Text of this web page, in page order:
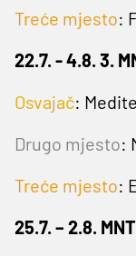
Treće mjesto:
22.7. - 4.8. 3.
Osvajač:
Drugo mjesto:
Treće mjesto:
25.7. – 2.8.